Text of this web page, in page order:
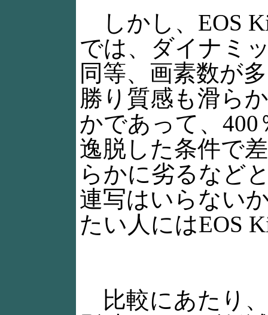
しかし、EOS
では、ダイナミ
同等、画素数が
勝り質感も滑ら
かであって、
逸脱した条件で
らかに劣るなど
連写はいらない
たい人にはEOS
比較にあたり